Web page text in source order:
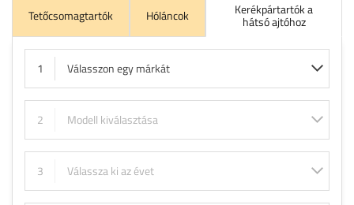
Tetőcsomagtartók Hóláncok Kerékpártartók a
hátsó ajtóhoz
1 Válasszon egy márkát
2 Modell kiválasztása
3 Válassza ki az évet